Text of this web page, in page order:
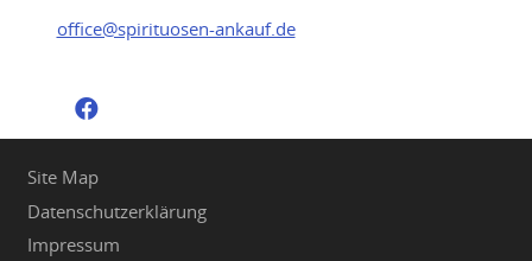
office@spirituosen-ankauf.de
Site Map
Datenschutzerklärung
Impressum